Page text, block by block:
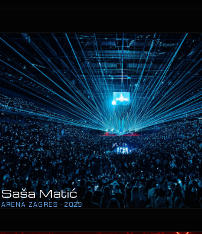
Saša Matić
ARENA ZAGREB · 2025